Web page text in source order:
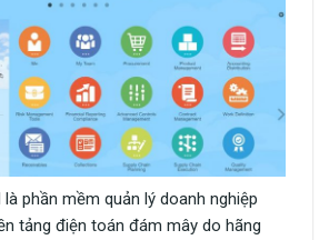
là phần mềm quản lý doanh nghiệp
tảng điện toán đám mây do hãng